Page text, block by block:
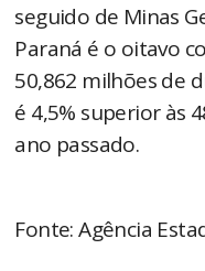
seguido de Minas
Paraná é o oitavo
50,862 milhões de
é 4,5% superior às
ano passado.
Fonte: Agência